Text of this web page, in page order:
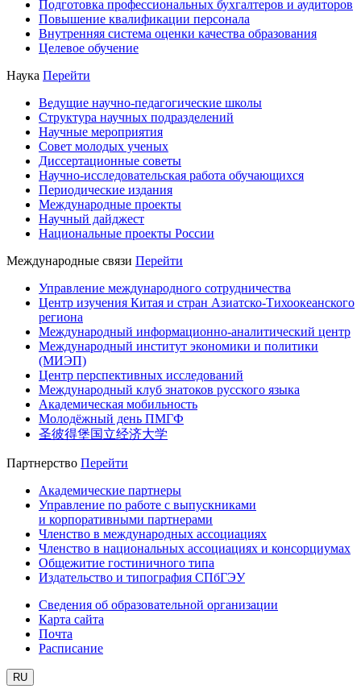
Подготовка профессиональных бухгалтеров и аудиторов
Повышение квалификации персонала
Внутренняя система оценки качества образования
Целевое обучение
Наука Перейти
Ведущие научно-педагогические школы
Структура научных подразделений
Научные мероприятия
Совет молодых ученых
Диссертационные советы
Научно-исследовательская работа обучающихся
Периодические издания
Международные проекты
Научный дайджест
Национальные проекты России
Международные связи Перейти
Управление международного сотрудничества
Центр изучения Китая и стран Азиатско-Тихоокеанского
региона
Международный информационно-аналитический центр
Международный институт экономики и политики
(МИЭП)
Центр перспективных исследований
Международный клуб знатоков русского языка
Академическая мобильность
Молодёжный день ПМГФ
圣彼得堡国立经济大学
Партнерство Перейти
Академические партнеры
Управление по работе с выпускниками
и корпоративными партнерами
Членство в международных ассоциациях
Членство в национальных ассоциациях и консорциумах
Общежитие гостиничного типа
Издательство и типография СПбГЭУ
Сведения об образовательной организации
Карта сайта
Почта
Расписание
RU